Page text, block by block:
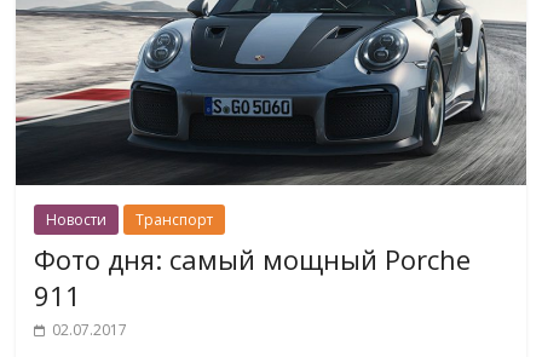
Новости Транспорт
Фото дня: самый мощный Porche
911
02.07.2017